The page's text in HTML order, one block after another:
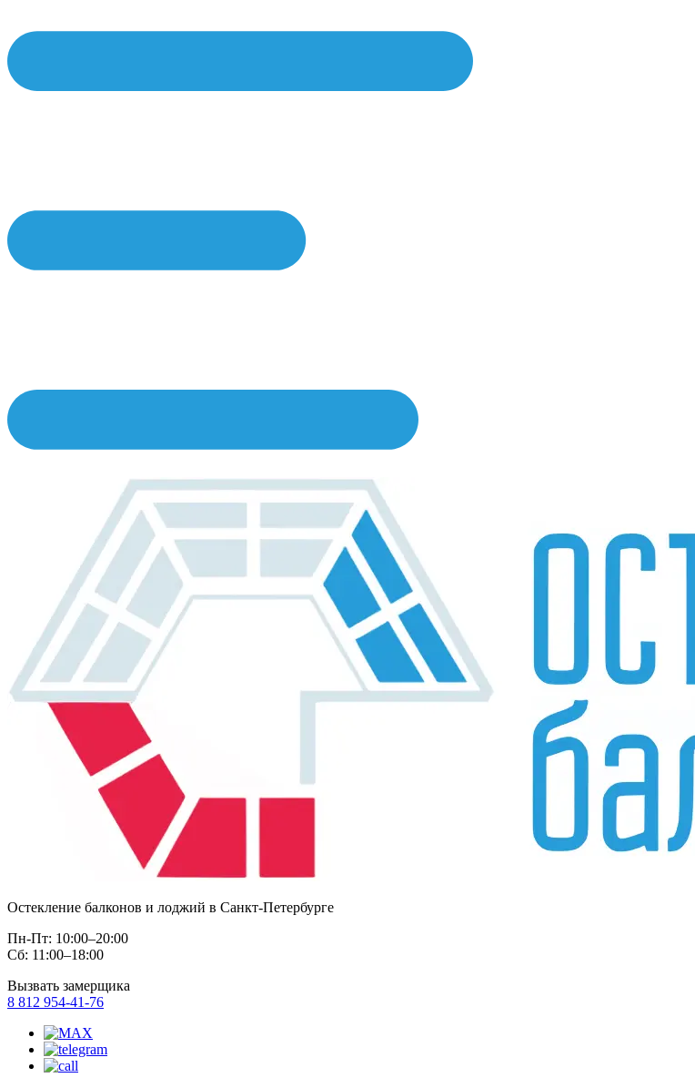
Остекление балконов и лоджий в Санкт-Петербурге
Пн-Пт: 10:00–20:00
Сб: 11:00–18:00
Вызвать замерщика
8 812 954-41-76